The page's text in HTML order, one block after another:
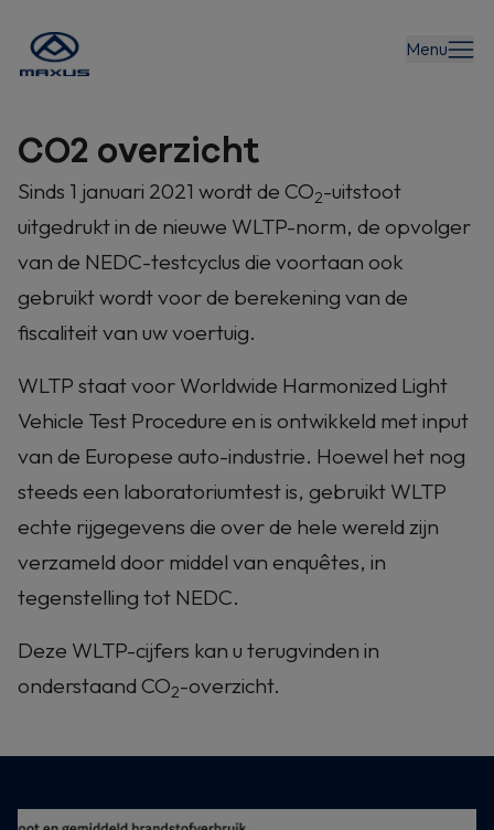
Menu
CO2 overzicht
Sinds 1 januari 2021 wordt de CO2-uitstoot
uitgedrukt in de nieuwe WLTP-norm, de opvolger
van de NEDC-testcyclus die voortaan ook
gebruikt wordt voor de berekening van de
fiscaliteit van uw voertuig.
WLTP staat voor Worldwide Harmonized Light
Vehicle Test Procedure en is ontwikkeld met input
van de Europese auto-industrie. Hoewel het nog
steeds een laboratoriumtest is, gebruikt WLTP
echte rijgegevens die over de hele wereld zijn
verzameld door middel van enquêtes, in
tegenstelling tot NEDC.
Deze WLTP-cijfers kan u terugvinden in
onderstaand CO2-overzicht.